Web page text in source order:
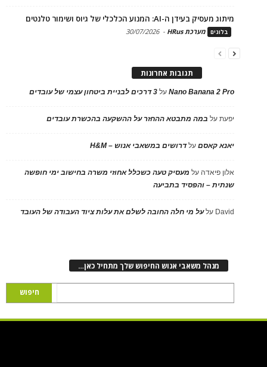
מיתוג מעסיק בעידן ה-AI: המנוע הכלכלי של גיוס ושימור טלנטים
בלוגים מערכת HRus -
30/07/2026
תגובות אחרונות
Nano Banana 2 Proעל 3 דרכים לבניית ביטחון עצמי של עובדים
יפעתעל במה מתבטא ההחזר על ההשקעה בהכשרת עובדים
יאנא קאסםעלדרושים במשאבי אנוש – H&M
אלון פיאדה על מעסיק טעה כשכלל אחוזי משרה בחישוב ימי חופשה
שנתית – והפסיד בתביעה
David עלעל מי חלה החובה לשלם את עלות ציוד העבודה של העובד
מנהל משאבי אנוש החיפוש שלך מתחיל כאן…